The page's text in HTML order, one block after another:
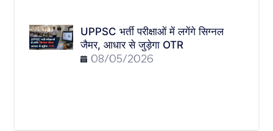
UPPSC भर्ती परीक्षाओं में लगेंगे सिग्नल
जैमर, आधार से जुड़ेगा OTR
08/05/2026